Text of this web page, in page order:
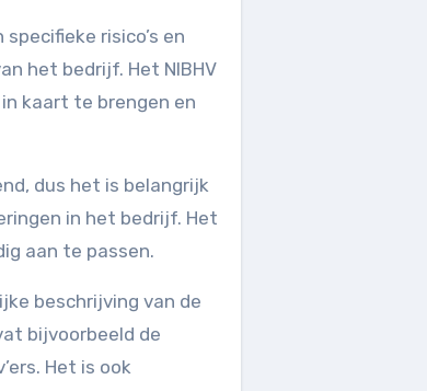
risico’s en
het bedrijf. Het NIBHV
kaart te brengen en
dus het is belangrijk
in het bedrijf. Het
aan te passen.
beschrijving van de
bijvoorbeeld de
Het is ook